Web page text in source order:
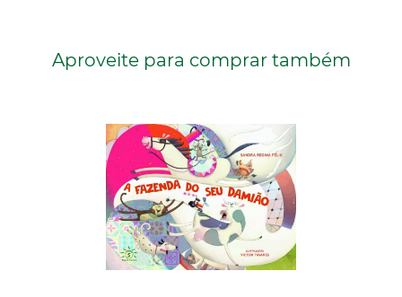
Aproveite para comprar também